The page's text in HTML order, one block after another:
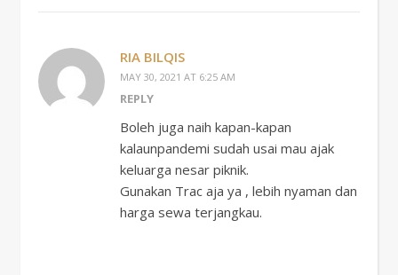
RIA BILQIS
MAY 30, 2021 AT 6:25 AM
REPLY
Boleh juga naih kapan-kapan
kalaunpandemi sudah usai mau ajak
keluarga nesar piknik.
Gunakan Trac aja ya , lebih nyaman dan
harga sewa terjangkau.